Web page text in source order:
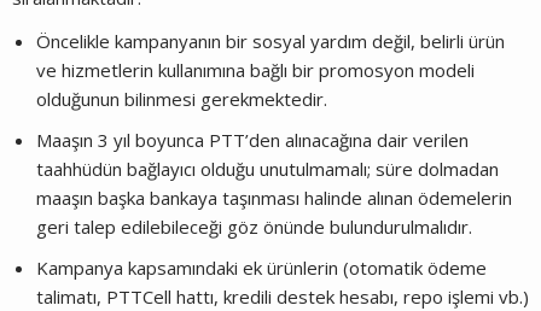
Öncelikle kampanyanın bir sosyal yardım değil, belirli ürün
ve hizmetlerin kullanımına bağlı bir promosyon modeli
olduğunun bilinmesi gerekmektedir.
Maaşın 3 yıl boyunca PTT’den alınacağına dair verilen
taahhüdün bağlayıcı olduğu unutulmamalı; süre dolmadan
maaşın başka bankaya taşınması halinde alınan ödemelerin
geri talep edilebileceği göz önünde bulundurulmalıdır.
Kampanya kapsamındaki ek ürünlerin (otomatik ödeme
talimatı, PTTCell hattı, kredili destek hesabı, repo işlemi vb.)